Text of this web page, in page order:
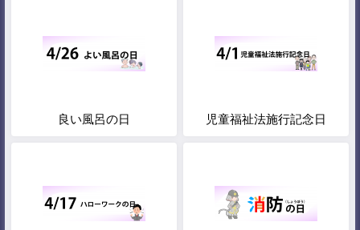
良い風呂の日 児童福祉法施行記念日